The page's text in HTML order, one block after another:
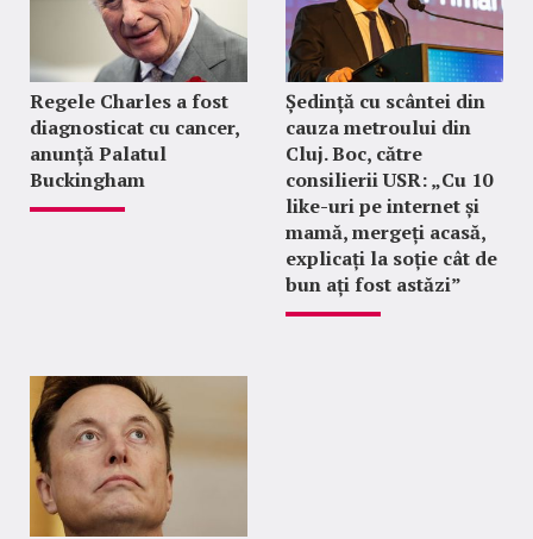
Regele Charles a fost
diagnosticat cu cancer,
anunță Palatul
Buckingham
Ședință cu scântei din
cauza metroului din
Cluj. Boc, către
consilierii USR: „Cu 10
like-uri pe internet și
mamă, mergeți acasă,
explicați la soție cât de
bun ați fost astăzi”